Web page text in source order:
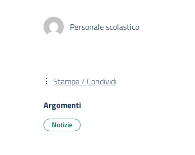
Personale scolastico
Stampa / Condividi
Argomenti
Notizie